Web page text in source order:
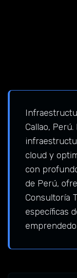
Callao,
cloud y
con
de Perú,
Consultoría
específicas